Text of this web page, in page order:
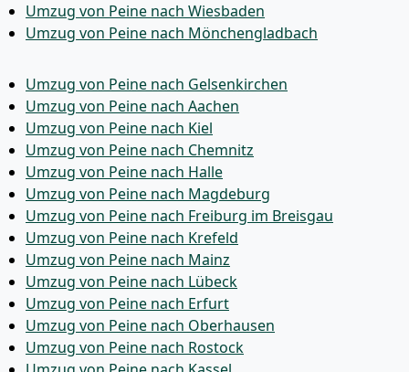
Umzug von Peine nach Wiesbaden
Umzug von Peine nach Mönchen­gladbach
Umzug von Peine nach Gelsenkirchen
Umzug von Peine nach Aachen
Umzug von Peine nach Kiel
Umzug von Peine nach Chemnitz
Umzug von Peine nach Halle
Umzug von Peine nach Magdeburg
Umzug von Peine nach Freiburg im Breisgau
Umzug von Peine nach Krefeld
Umzug von Peine nach Mainz
Umzug von Peine nach Lübeck
Umzug von Peine nach Erfurt
Umzug von Peine nach Oberhausen
Umzug von Peine nach Rostock